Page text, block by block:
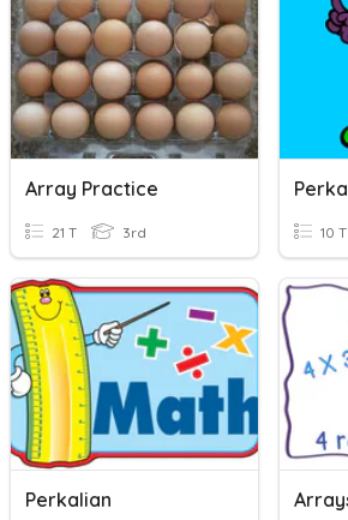
Array Practice
21 T 3rd 10 T
Perkalian